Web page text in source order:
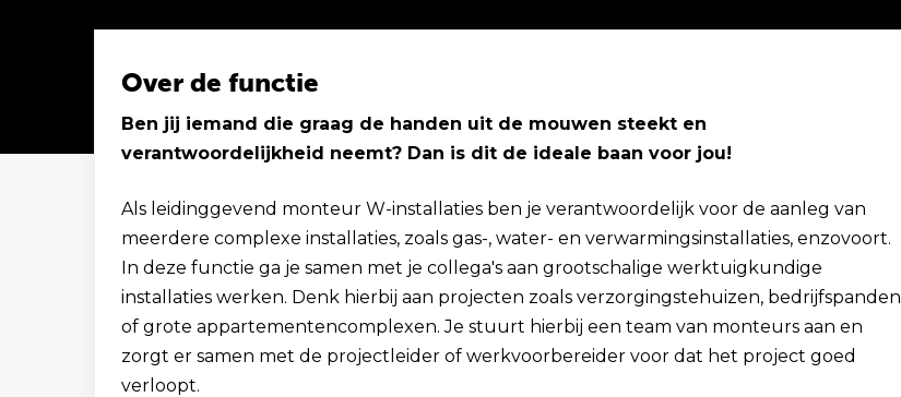
Solliciteer binnen 1 minuut
Over de functie
Ben jij iemand die graag de handen uit de mouwen steekt en
verantwoordelijkheid neemt? Dan is dit de ideale baan voor jou!
Als leidinggevend monteur W-installaties ben je verantwoordelijk voor de aanleg van
meerdere complexe installaties, zoals gas-, water- en verwarmingsinstallaties, enzovoort.
In deze functie ga je samen met je collega's aan grootschalige werktuigkundige
installaties werken. Denk hierbij aan projecten zoals verzorgingstehuizen, bedrijfspanden
of grote appartementencomplexen. Je stuurt hierbij een team van monteurs aan en
zorgt er samen met de projectleider of werkvoorbereider voor dat het project goed
verloopt.